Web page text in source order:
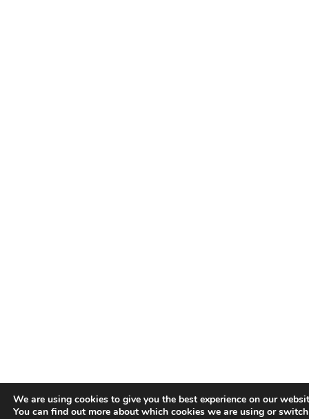
We are using cookies to give you the best experience on our
You can find out more about which cookies we are using or